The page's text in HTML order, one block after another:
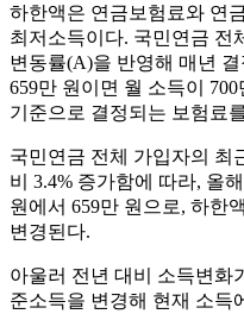
하한액은 연금보험료와 연
최저소득이다. 국민연금 전
변동률(A)을 반영해 매년
659만 원이면 월 소득이
기준으로 결정되는 보험료
국민연금 전체 가입자의 최
비 3.4% 증가함에 따라, 올
원에서 659만 원으로, 하한
변경된다.
아울러 전년 대비 소득변화
준소득을 변경해 현재 소득